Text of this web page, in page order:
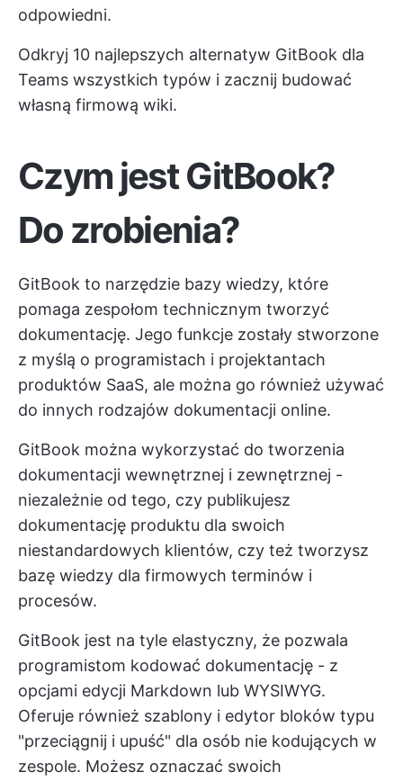
odpowiedni.
Odkryj 10 najlepszych alternatyw GitBook dla
Teams wszystkich typów i zacznij budować
własną firmową wiki.
Czym jest GitBook?
Do zrobienia?
GitBook to narzędzie bazy wiedzy, które
pomaga zespołom technicznym tworzyć
dokumentację. Jego funkcje zostały stworzone
z myślą o programistach i projektantach
produktów SaaS, ale można go również używać
do innych rodzajów dokumentacji online.
GitBook można wykorzystać do tworzenia
dokumentacji wewnętrznej i zewnętrznej -
niezależnie od tego, czy publikujesz
dokumentację produktu dla swoich
niestandardowych klientów, czy też tworzysz
bazę wiedzy dla firmowych terminów i
procesów.
GitBook jest na tyle elastyczny, że pozwala
programistom kodować dokumentację - z
opcjami edycji Markdown lub WYSIWYG.
Oferuje również szablony i edytor bloków typu
"przeciągnij i upuść" dla osób nie kodujących w
zespole. Możesz oznaczać swoich